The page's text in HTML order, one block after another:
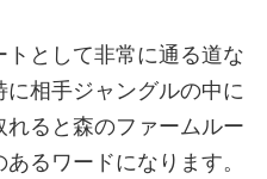
として非常に通る道な
相手ジャングルの中に
ると森のファームルー
るワードになります。